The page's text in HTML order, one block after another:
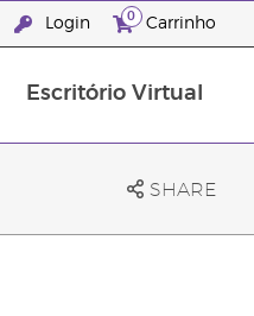
Login 0 Carrinho
Escritório Virtual
SHARE